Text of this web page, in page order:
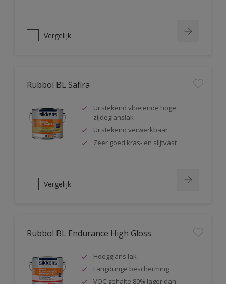
Vergelijk
Rubbol BL Safira
Uitstekend vloeiende hoge
zijdeglanslak
Uitstekend verwerkbaar
Zeer goed kras- en slijtvast
Vergelijk
Rubbol BL Endurance High Gloss
Hoogglans lak
Langdurige bescherming
VOC gehalte 80% lager dan